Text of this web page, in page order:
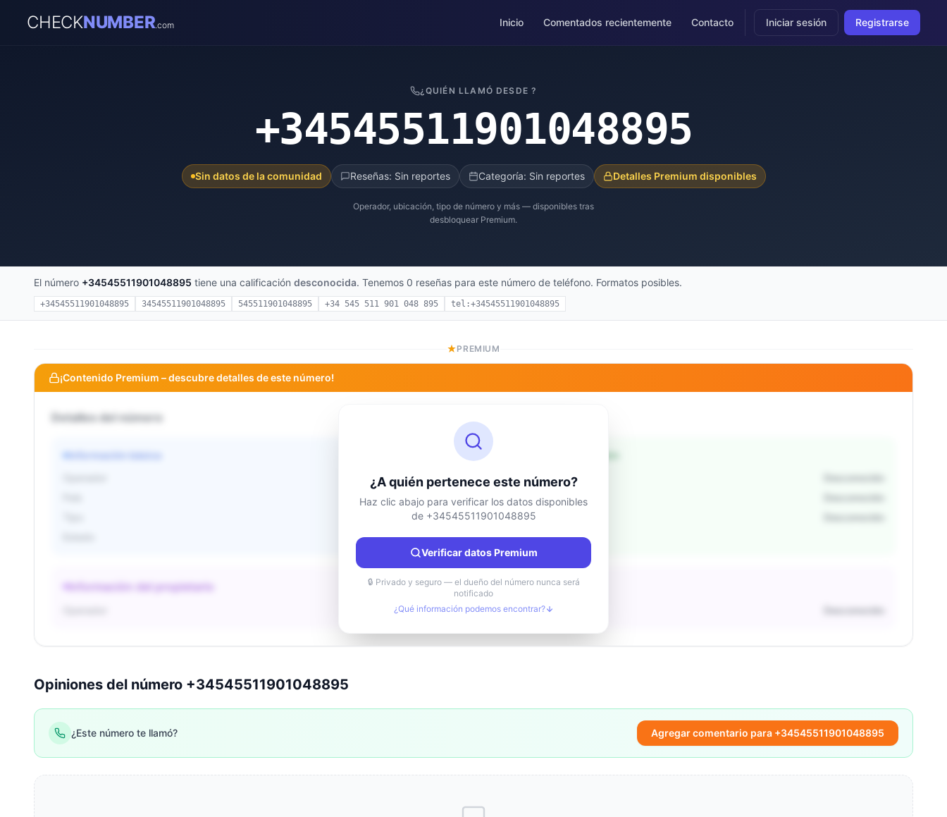
CHECKNUMBER.com Inicio Comentados recientemente Contacto Iniciar sesión Registrarse
¿QUIÉN LLAMÓ DESDE ?
+34545511901048895
Sin datos de la comunidad Reseñas: Sin reportes Categoría: Sin reportes Detalles Premium disponibles
Operador, ubicación, tipo de número y más — disponibles tras
desbloquear Premium.
El número +34545511901048895 tiene una calificación desconocida. Tenemos 0 reseñas para este número de teléfono. Formatos posibles.
+34545511901048895 34545511901048895 545511901048895 +34 545 511 901 048 895 tel:+34545511901048895
PREMIUM
¡Contenido Premium – descubre detalles de este número!
Detalles del número
Información básica
Desconocido
Desconocido
Desconocido
Desconocido
País
Ciudad
Región
Información del propietario
Desconocido Tipo
¿A quién pertenece este número?
Haz clic abajo para verificar los datos disponibles
de +34545511901048895
Verificar datos Premium
🔒 Privado y seguro — el dueño del número nunca será
notificado
¿Qué información podemos encontrar?
Opiniones del número +34545511901048895
¿Este número te llamó? Agregar comentario para +34545511901048895